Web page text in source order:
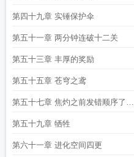
第四十九章 实锤保护伞
第五十一章 两分钟连破十二关
第五十三章 丰厚的奖励
第五十五章 苍穹之鸢
第五十七章 焦灼之前发错顺序了中
间缺了一章
第五十九章 牺牲
第六十一章 进化空间四更